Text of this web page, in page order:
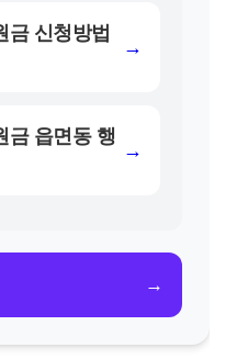
금 신청방법
→
금 읍면동 행
→
→